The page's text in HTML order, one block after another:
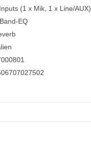
(1 x Mik, 1 x Line/AUX)
EQ